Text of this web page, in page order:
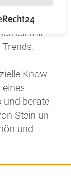
sicher,
mit
Know-
beraten
Stein und
und